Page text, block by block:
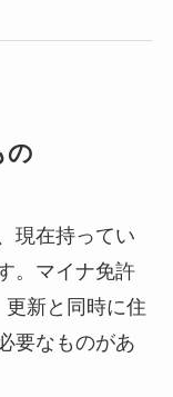
の
現在持ってい
。マイナ免許
新と同時に住
要なものがあ